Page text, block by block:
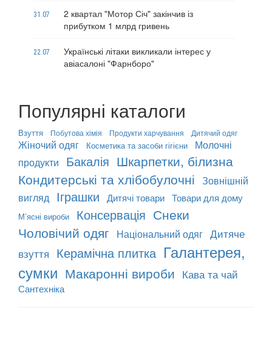
31.07
2 квартал "Мотор Січ" закінчив із
прибутком 1 млрд гривень
22.07
Українські літаки викликали інтерес у
авіасалоні "Фарнборо"
Популярні каталоги
Взуття Побутова хімія Продукти харчування Дитячий одяг
Жіночий одяг Косметика та засоби гігієни
Молочні
продукти
Бакалія Шкарпетки, білизна
Кондитерські та хлібобулочні Зовнішній
вигляд Іграшки Дитячі товари Товари для дому
М’ясні вироби Консервація Снеки
Чоловічий одяг
Національний одяг Дитяче
взуття Керамічна плитка Галантерея,
сумки Макаронні вироби Кава та чай
Сантехніка